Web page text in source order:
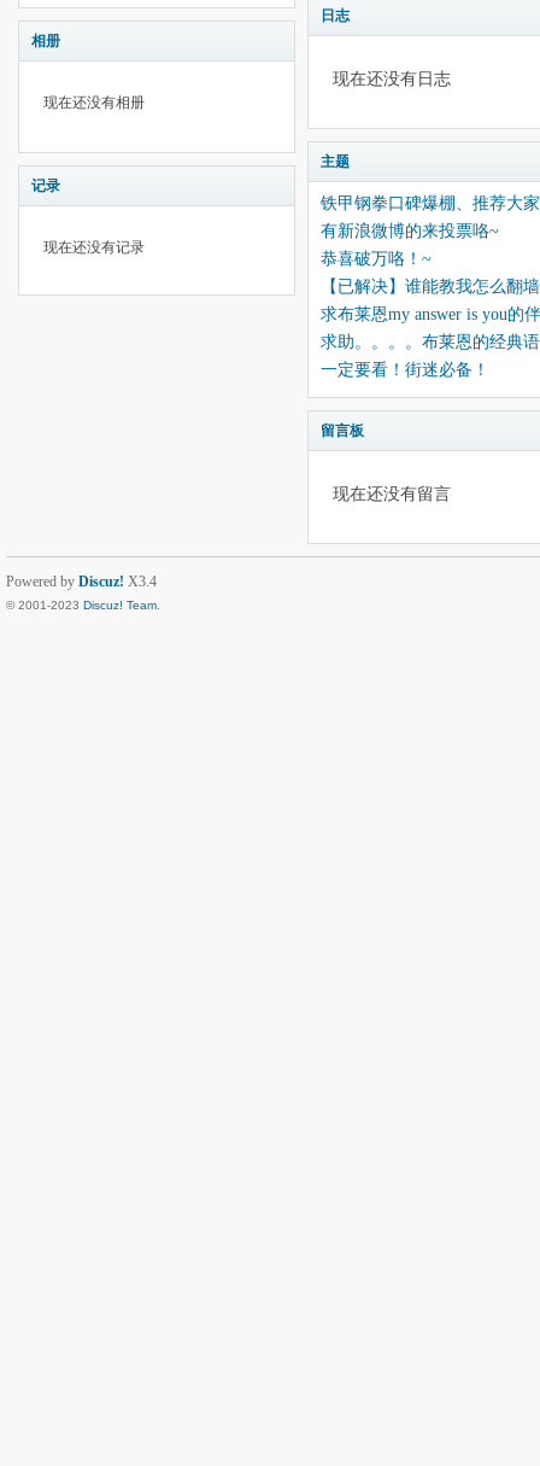
相册
现在还没有相册
记录
现在还没有记录
日志
现在还没有日志
主题
铁甲钢拳口碑爆棚、推荐大
有新浪微博的来投票咯~
恭喜破万咯！~
【已解决】谁能教我怎么翻墙
求布莱恩my answer is you的
求助。。。。布莱恩的经典
一定要看！街迷必备！
留言板
现在还没有留言
Powered by Discuz! X3.4
© 2001-2023 Discuz! Team